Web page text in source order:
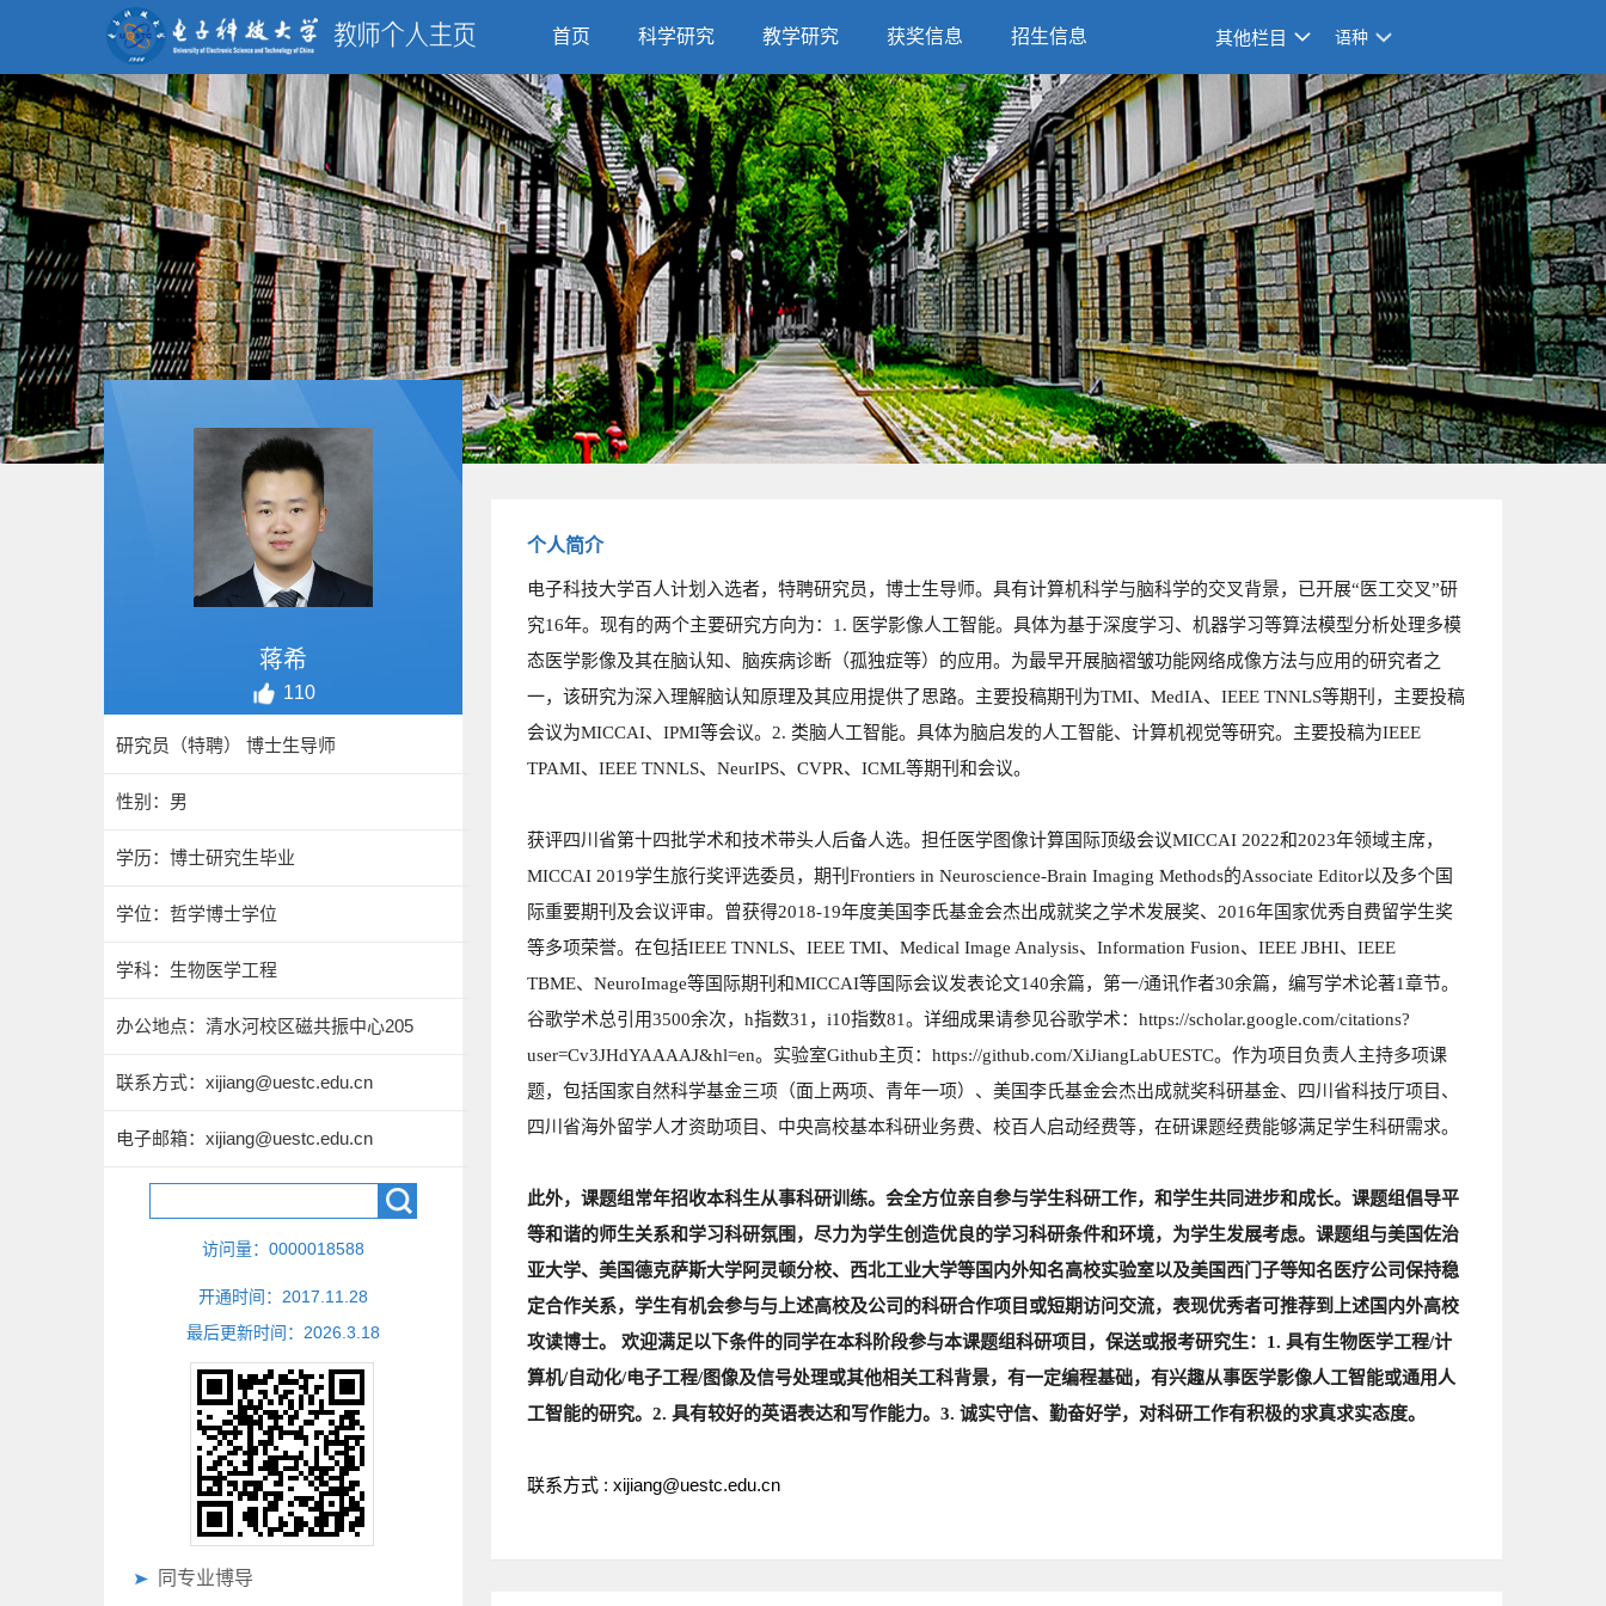
首页 科学研究 教学研究 获奖信息 招生信息 其他栏目 语种
蒋希
110
研究员（特聘） 博士生导师
性别：男
学历：博士研究生毕业
学位：哲学博士学位
学科：生物医学工程
办公地点：清水河校区磁共振中心205
联系方式： xijiang@uestc.edu.cn
电子邮箱： xijiang@uestc.edu.cn
访问量： 0000018588
开通时间： 2017 11 28
最后更新时间： 2026 3 18
同专业博导
个人简介
电子科技大学百人计划入选者，特聘研究员，博士生导师。具有计算机科学与脑科学的交叉背景，已开展“医工交叉”研
究16年。现有的两个主要研究方向为：1. 医学影像人工智能。具体为基于深度学习、机器学习等算法模型分析处理多模
态医学影像及其在脑认知、脑疾病诊断（孤独症等）的应用。为最早开展脑褶皱功能网络成像方法与应用的研究者之
一，该研究为深入理解脑认知原理及其应用提供了思路。主要投稿期刊为TMI、MedIA、IEEE TNNLS等期刊，主要投稿
会议为MICCAI、IPMI等会议。2. 类脑人工智能。具体为脑启发的人工智能、计算机视觉等研究。主要投稿为IEEE
TPAMI、IEEE TNNLS、NeurIPS、CVPR、ICML等期刊和会议。
获评四川省第十四批学术和技术带头人后备人选。担任医学图像计算国际顶级会议MICCAI 2022和2023年领域主席，
MICCAI 2019学生旅行奖评选委员，期刊Frontiers in Neuroscience-Brain Imaging Methods的Associate Editor以及多个国
际重要期刊及会议评审。曾获得2018-19年度美国李氏基金会杰出成就奖之学术发展奖、2016年国家优秀自费留学生奖
等多项荣誉。 在包括IEEE TNNLS、IEEE TMI、Medical Image Analysis、Information Fusion、IEEE JBHI、IEEE
TBME、NeuroImage等国际期刊和MICCAI等国际会议发表论文140余篇，第一/通讯作者30余篇，编写学术论著1章节。
谷歌学术总引用3500余次，h指数31，i10指数81。详细成果请参见谷歌学术：https://scholar.google.com/citations?
user=Cv3JHdYAAAAJ&hl=en。实验室Github主页：https://github.com/XiJiangLabUESTC。 作为项目负责人主持多项课
题，包括国家自然科学基金三项（面上两项、青年一项）、美国李氏基金会杰出成就奖科研基金、四川省科技厅项目、
四川省海外留学人才资助项目、中央高校基本科研业务费、校百人启动经费等，在研课题经费能够满足学生科研需求。
此外，课题组常年招收本科生从事科研训练。会全方位亲自参与学生科研工作，和学生共同进步和成长。课题组倡导平
等和谐的师生关系和学习科研氛围，尽力为学生创造优良的学习科研条件和环境，为学生发展考虑。课题组与美国佐治
亚大学、美国德克萨斯大学阿灵顿分校、西北工业大学等国内外知名高校实验室以及美国西门子等知名医疗公司保持稳
定合作关系，学生有机会参与与上述高校及公司的科研合作项目或短期访问交流，表现优秀者可推荐到上述国内外高校
攻读博士。 欢迎满足以下条件的同学在本科阶段参与本课题组科研项目，保送或报考研究生：1. 具有生物医学工程/计
算机/自动化/电子工程/图像及信号处理或其他相关工科背景，有一定编程基础，有兴趣从事医学影像人工智能或通用人
工智能的研究。2. 具有较好的英语表达和写作能力。3. 诚实守信、勤奋好学，对科研工作有积极的求真求实态度。
联系方式 : xijiang@uestc.edu.cn